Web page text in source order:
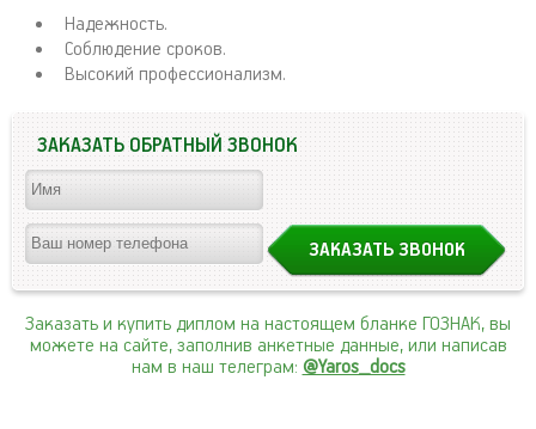
Надежность.
Соблюдение сроков.
Высокий профессионализм.
ЗАКАЗАТЬ ОБРАТНЫЙ ЗВОНОК
Заказать и купить диплом на настоящем бланке ГОЗНАК, вы
можете на сайте, заполнив анкетные данные, или написав
нам в наш телеграм: @Yaros_docs